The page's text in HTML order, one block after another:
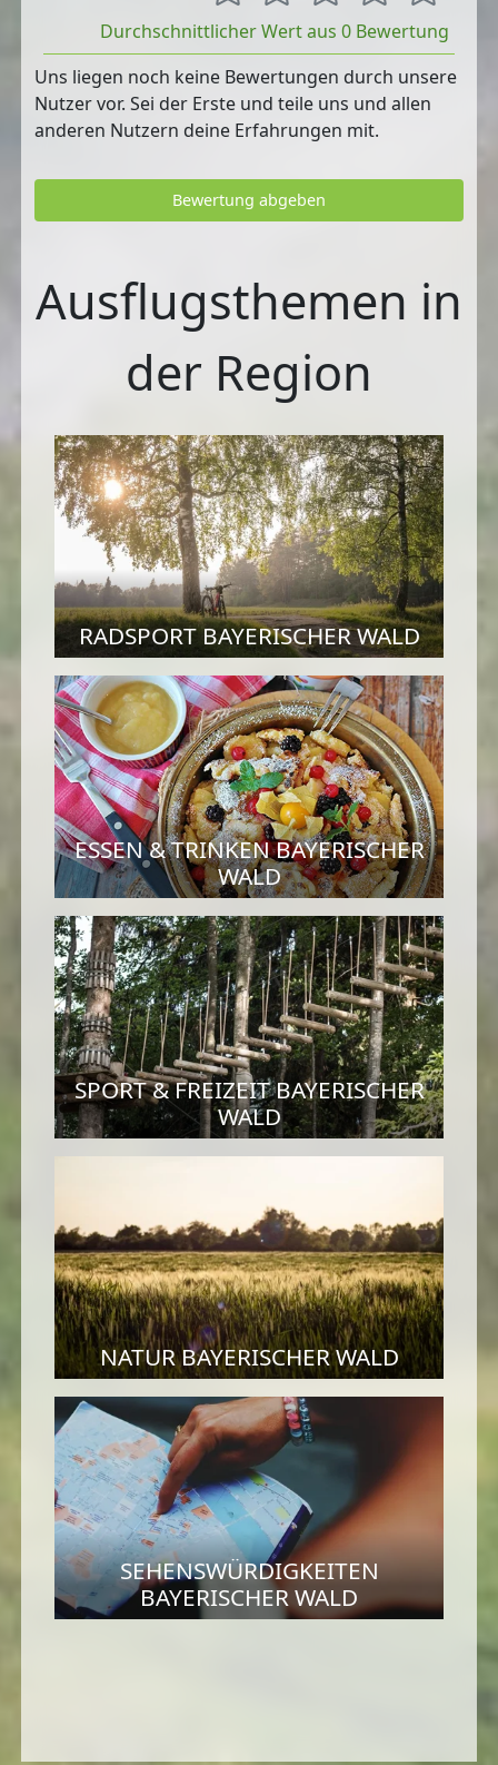
Durchschnittlicher Wert aus 0 Bewertung
Uns liegen noch keine Bewertungen durch unsere
Nutzer vor. Sei der Erste und teile uns und allen
anderen Nutzern deine Erfahrungen mit.
Bewertung abgeben
Ausflugsthemen in
der Region
RADSPORT BAYERISCHER WALD
ESSEN & TRINKEN BAYERISCHER
WALD
SPORT & FREIZEIT BAYERISCHER
WALD
NATUR BAYERISCHER WALD
SEHENSWÜRDIGKEITEN
BAYERISCHER WALD